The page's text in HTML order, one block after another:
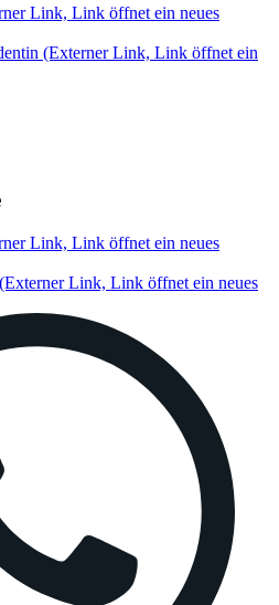
Link, Link öffnet ein neues
(Externer Link, Link öffnet ein
Link, Link öffnet ein neues
(Externer Link, Link öffnet ein neues